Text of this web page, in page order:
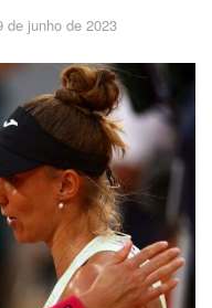
de junho de 2023